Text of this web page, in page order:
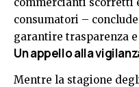
consumatori –
garantire trasparenza
Un appello alla
Mentre la stagione